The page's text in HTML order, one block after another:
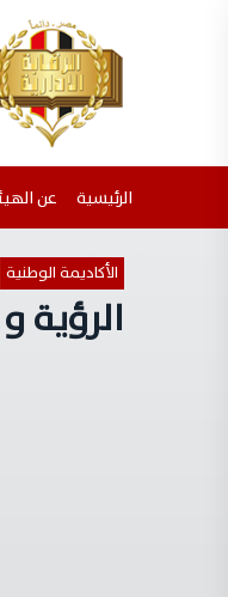
الرئيسية عن
الأكاديمة الوطنية
الرؤية